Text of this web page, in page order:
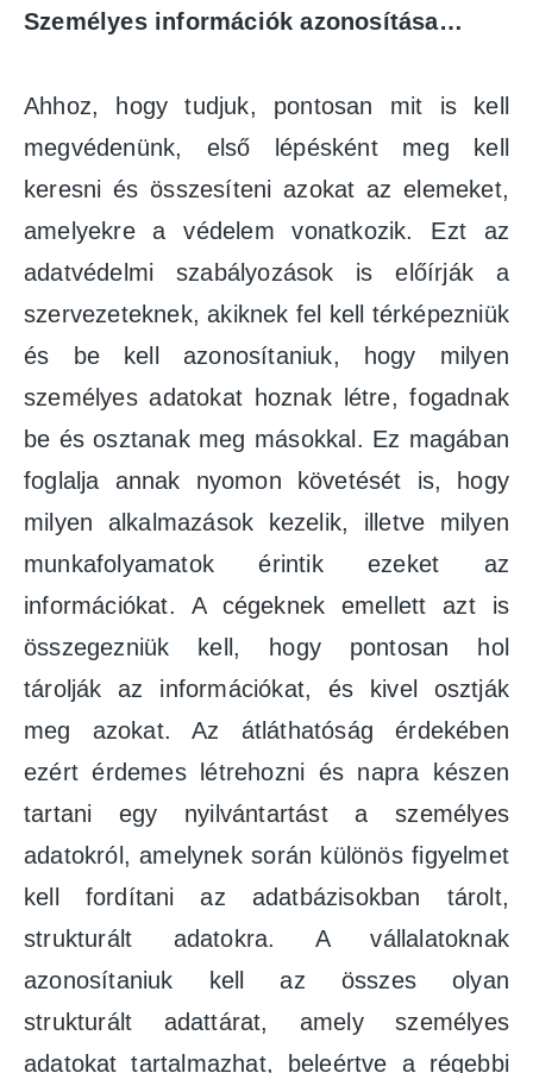
Személyes információk azonosítása…
Ahhoz, hogy tudjuk, pontosan mit is kell
megvédenünk, első lépésként meg kell
keresni és összesíteni azokat az elemeket,
amelyekre a védelem vonatkozik. Ezt az
adatvédelmi szabályozások is előírják a
szervezeteknek, akiknek fel kell térképezniük
és be kell azonosítaniuk, hogy milyen
személyes adatokat hoznak létre, fogadnak
be és osztanak meg másokkal. Ez magában
foglalja annak nyomon követését is, hogy
milyen alkalmazások kezelik, illetve milyen
munkafolyamatok érintik ezeket az
információkat. A cégeknek emellett azt is
összegezniük kell, hogy pontosan hol
tárolják az információkat, és kivel osztják
meg azokat. Az átláthatóság érdekében
ezért érdemes létrehozni és napra készen
tartani egy nyilvántartást a személyes
adatokról, amelynek során különös figyelmet
kell fordítani az adatbázisokban tárolt,
strukturált adatokra. A vállalatoknak
azonosítaniuk kell az összes olyan
strukturált adattárat, amely személyes
adatokat tartalmazhat, beleértve a régebbi